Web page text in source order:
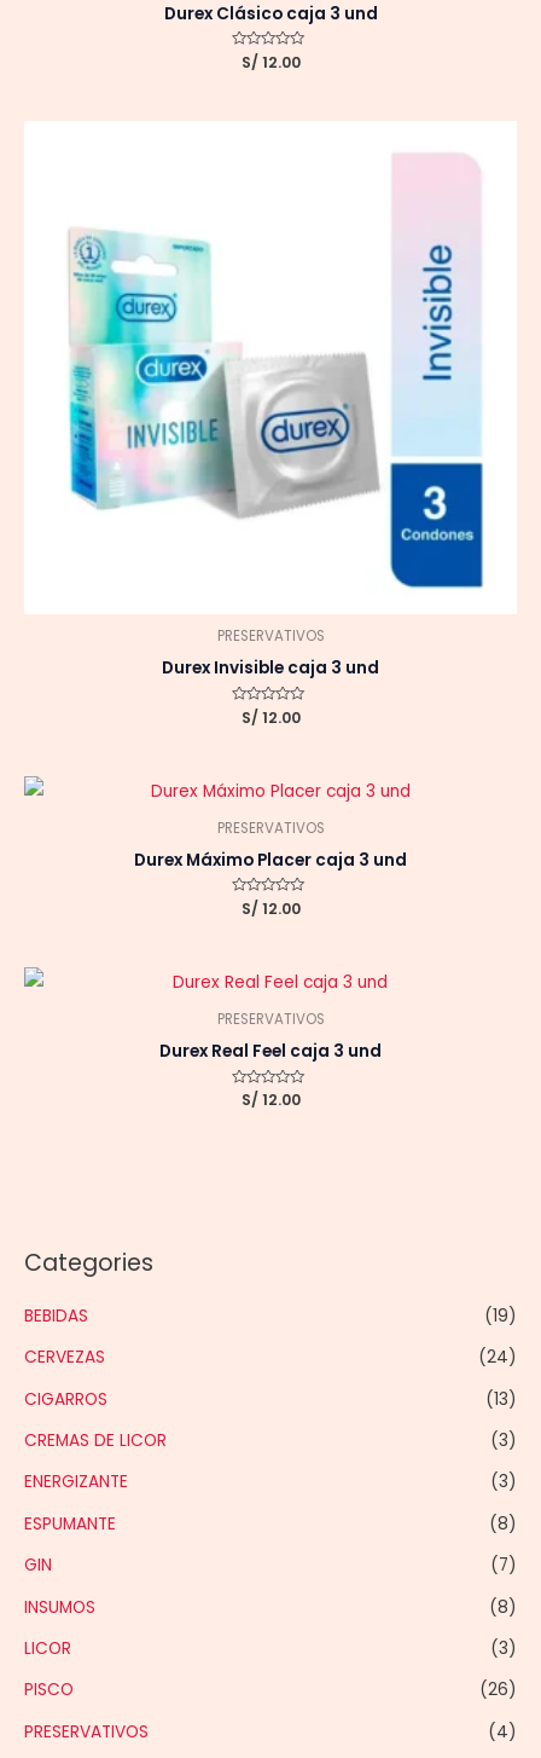
Categories
BEBIDAS
(19)
CERVEZAS
(24)
CIGARROS
(13)
CREMAS DE LICOR
(3)
ENERGIZANTE
(3)
ESPUMANTE
(8)
GIN
(7)
INSUMOS
(8)
LICOR
(3)
PISCO
(26)
PRESERVATIVOS
(4)
Durex Clásico caja 3 und
Valorado
con
S/ 12.00
PRESERVATIVOS
Durex Invisible caja 3 und
Valorado
con
S/ 12.00
PRESERVATIVOS
Durex Máximo Placer caja 3 und
Valorado
con
S/ 12.00
PRESERVATIVOS
Durex Real Feel caja 3 und
Valorado
con
S/ 12.00